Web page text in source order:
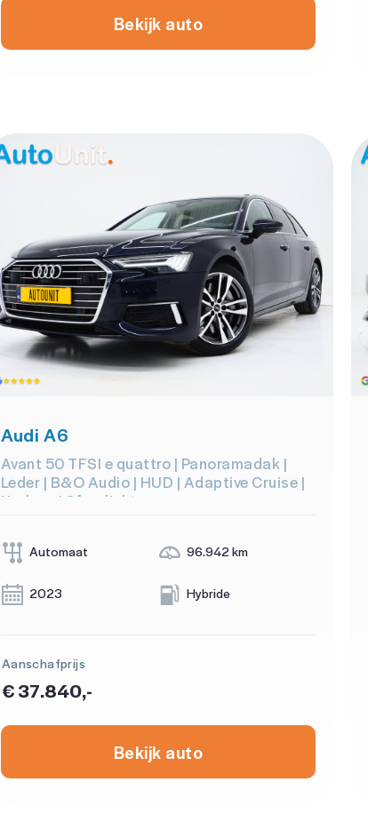
Bekijk auto
Audi A6
Avant 50 TFSI e quattro | Panoramadak |
Leder | B&O Audio | HUD | Adaptive Cruise |
Keyless | Sfeerlicht
Automaat 96.942 km
2023 Hybride
Aanschafprijs
€ 37.840,-
Bekijk auto